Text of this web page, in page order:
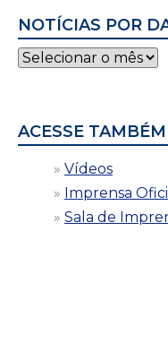
NOTÍCIAS POR
Notícias
por
ACESSE TAMBÉM
Vídeos
Imprensa
Sala de